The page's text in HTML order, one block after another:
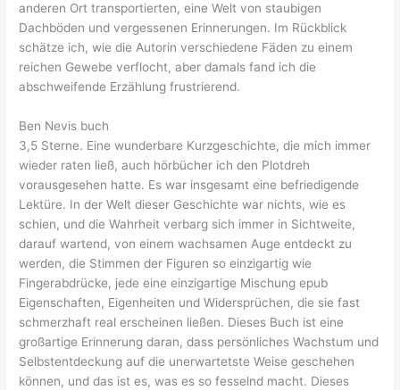
anderen Ort transportierten, eine Welt von staubigen
Dachböden und vergessenen Erinnerungen. Im Rückblick
schätze ich, wie die Autorin verschiedene Fäden zu einem
reichen Gewebe verflocht, aber damals fand ich die
abschweifende Erzählung frustrierend.
Ben Nevis buch
3,5 Sterne. Eine wunderbare Kurzgeschichte, die mich immer
wieder raten ließ, auch hörbücher ich den Plotdreh
vorausgesehen hatte. Es war insgesamt eine befriedigende
Lektüre. In der Welt dieser Geschichte war nichts, wie es
schien, und die Wahrheit verbarg sich immer in Sichtweite,
darauf wartend, von einem wachsamen Auge entdeckt zu
werden, die Stimmen der Figuren so einzigartig wie
Fingerabdrücke, jede eine einzigartige Mischung epub
Eigenschaften, Eigenheiten und Widersprüchen, die sie fast
schmerzhaft real erscheinen ließen. Dieses Buch ist eine
großartige Erinnerung daran, dass persönliches Wachstum und
Selbstentdeckung auf die unerwartetste Weise geschehen
können, und das ist es, was es so fesselnd macht. Dieses